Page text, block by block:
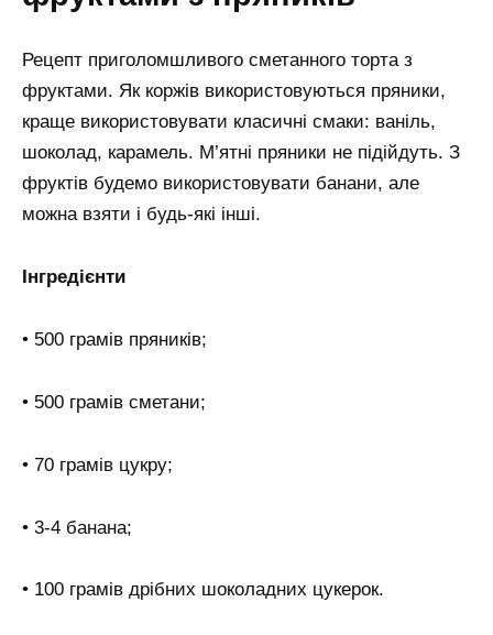
Рецепт приголомшливого сметанного торта з
фруктами. Як коржів використовуються пряники,
краще використовувати класичні смаки: ваніль,
шоколад, карамель. М’ятні пряники не підійдуть. З
фруктів будемо використовувати банани, але
можна взяти і будь-які інші.
Інгредієнти
• 500 грамів пряників;
• 500 грамів сметани;
• 70 грамів цукру;
• 3-4 банана;
• 100 грамів дрібних шоколадних цукерок.